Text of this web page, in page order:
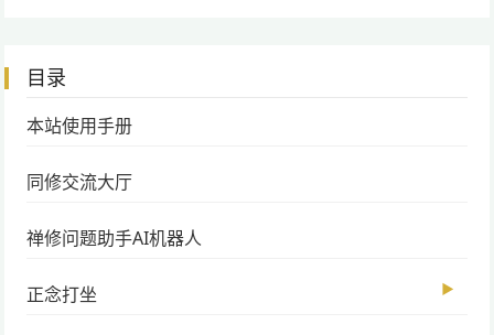
目录
本站使用手册
同修交流大厅
禅修问题助手AI机器人
正念打坐 ▶